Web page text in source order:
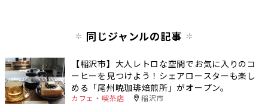
同じジャンルの記事
【稲沢市】大人レトロな空間でお気に入りのコ
ーヒーを見つけよう！シェアロースターも楽し
める「尾州暁珈琲焙煎所」がオープン。
カフェ・喫茶店 稲沢市